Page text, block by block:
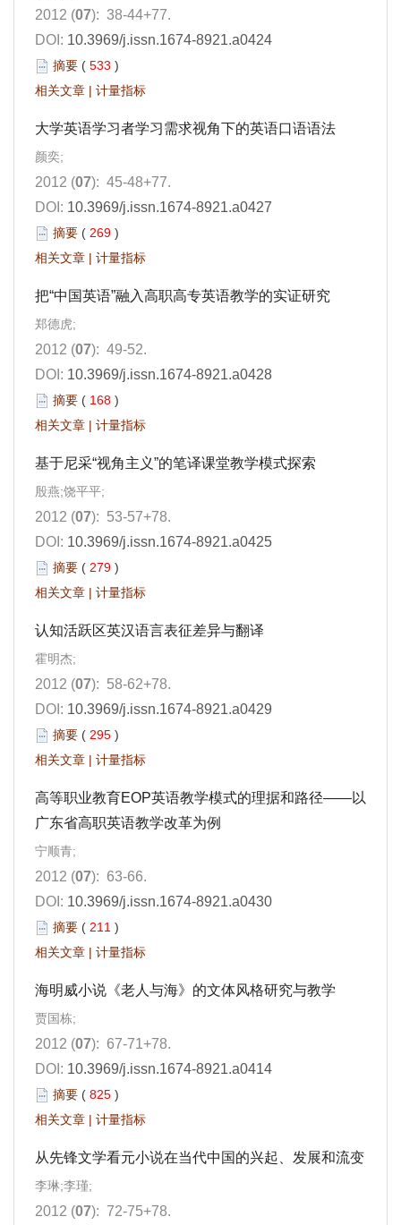
2012 (07): 38-44+77.
DOI: 10.3969/j.issn.1674-8921.a0424
摘要 ( 533 )
相关文章 | 计量指标
大学英语学习者学习需求视角下的英语口语语法
颜奕;
2012 (07): 45-48+77.
DOI: 10.3969/j.issn.1674-8921.a0427
摘要 ( 269 )
相关文章 | 计量指标
把“中国英语”融入高职高专英语教学的实证研究
郑德虎;
2012 (07): 49-52.
DOI: 10.3969/j.issn.1674-8921.a0428
摘要 ( 168 )
相关文章 | 计量指标
基于尼采“视角主义”的笔译课堂教学模式探索
殷燕;饶平平;
2012 (07): 53-57+78.
DOI: 10.3969/j.issn.1674-8921.a0425
摘要 ( 279 )
相关文章 | 计量指标
认知活跃区英汉语言表征差异与翻译
霍明杰;
2012 (07): 58-62+78.
DOI: 10.3969/j.issn.1674-8921.a0429
摘要 ( 295 )
相关文章 | 计量指标
高等职业教育EOP英语教学模式的理据和路径——以
广东省高职英语教学改革为例
宁顺青;
2012 (07): 63-66.
DOI: 10.3969/j.issn.1674-8921.a0430
摘要 ( 211 )
相关文章 | 计量指标
海明威小说《老人与海》的文体风格研究与教学
贾国栋;
2012 (07): 67-71+78.
DOI: 10.3969/j.issn.1674-8921.a0414
摘要 ( 825 )
相关文章 | 计量指标
从先锋文学看元小说在当代中国的兴起、发展和流变
李琳;李瑾;
2012 (07): 72-75+78.